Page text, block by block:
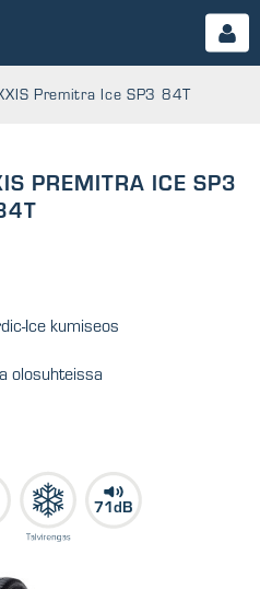
Premitra Ice SP3 84T
PREMITRA ICE SP3
Ice kumiseos
olosuhteissa
71dB